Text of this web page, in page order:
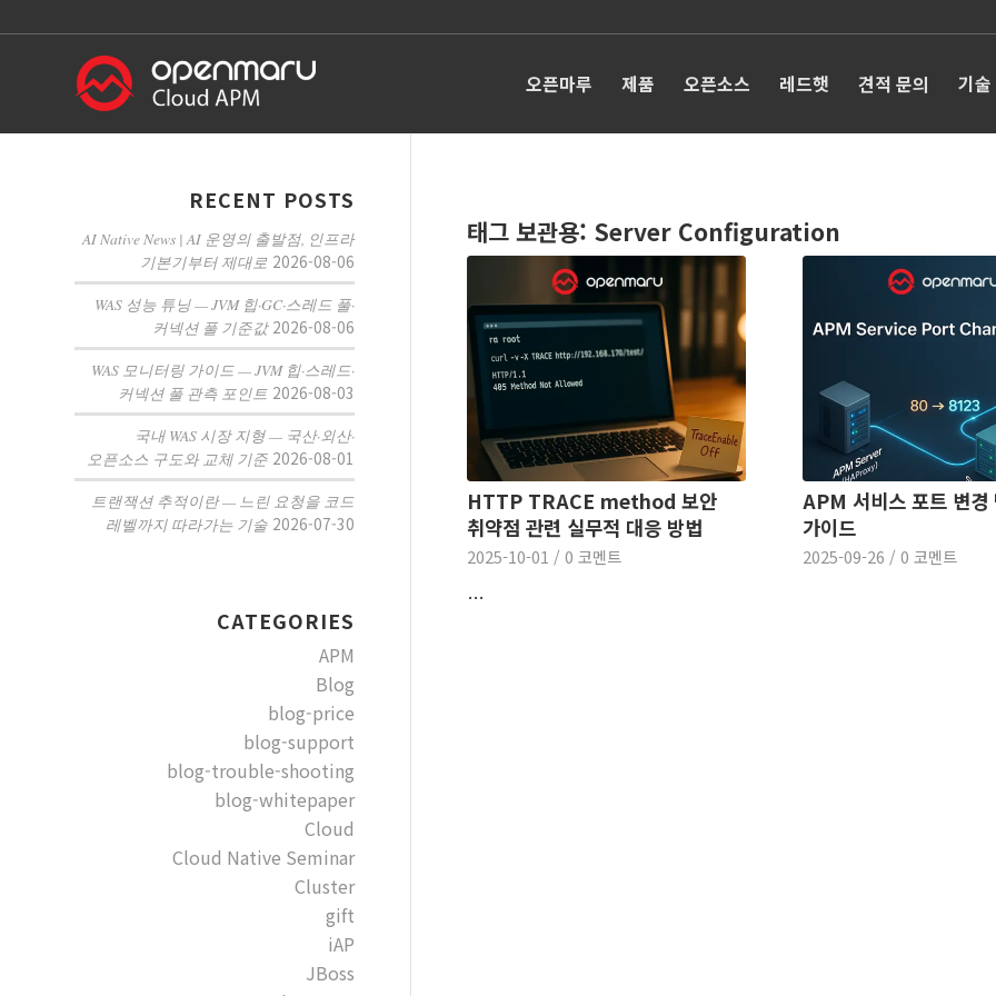
오픈마루 제품 오픈소스 레드햇 견적 문의 기
태그 보관용: Server Configuration
HTTP TRACE method 보안
취약점 관련 실무적 대응 방법
2025-10-01 / 0 코멘트
…
APM 서비스 포트 변경
가이드
2025-09-26 / 0 코멘트
RECENT POSTS
AI Native News | AI 운영의 출발점, 인프라
기본기부터 제대로 2026-08-06
WAS 성능 튜닝 — JVM 힙·GC·스레드 풀·
커넥션 풀 기준값 2026-08-06
WAS 모니터링 가이드 — JVM 힙·스레드·
커넥션 풀 관측 포인트 2026-08-03
국내 WAS 시장 지형 — 국산·외산·
오픈소스 구도와 교체 기준 2026-08-01
트랜잭션 추적이란 — 느린 요청을 코드
레벨까지 따라가는 기술 2026-07-30
CATEGORIES
APM
Blog
blog-price
blog-support
blog-trouble-shooting
blog-whitepaper
Cloud
Cloud Native Seminar
Cluster
gift
iAP
JBoss